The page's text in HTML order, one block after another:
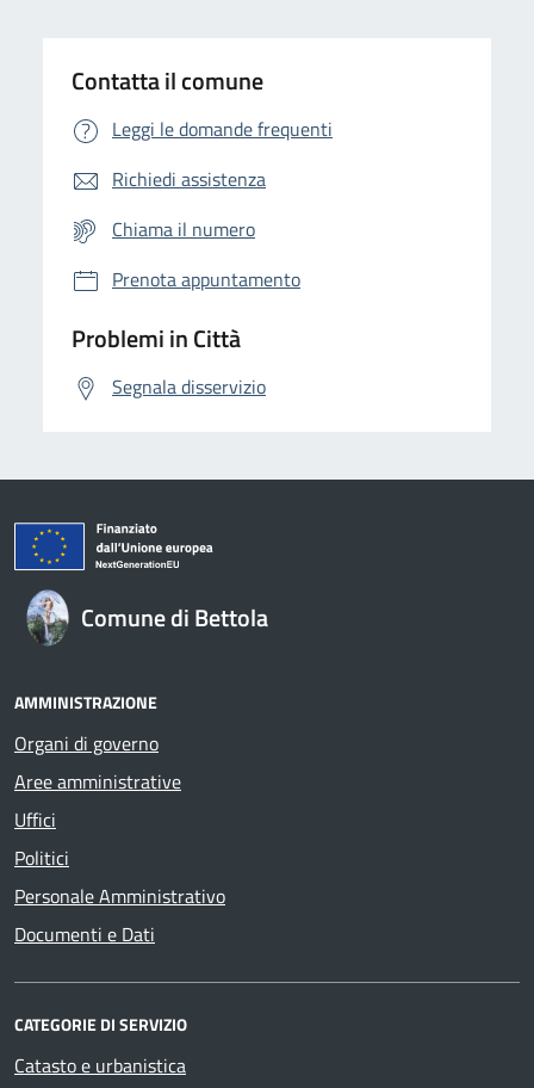
Contatta il comune
Leggi le domande frequenti
Richiedi assistenza
Chiama il numero
Prenota appuntamento
Problemi in Città
Segnala disservizio
Comune di Bettola
AMMINISTRAZIONE
Organi di governo
Aree amministrative
Uffici
Politici
Personale Amministrativo
Documenti e Dati
CATEGORIE DI SERVIZIO
Catasto e urbanistica